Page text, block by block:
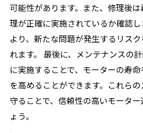
可能性があります。また、修理後
理が正確に実施されているか確認
より、新たな問題が発生するリス
れます。 最後に、メンテナンスの
に実施することで、モーターの寿
を高めることができます。これら
守ることで、信頼性の高いモータ
ょう。